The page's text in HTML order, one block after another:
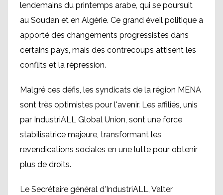
lendemains du printemps arabe, qui se poursuit
au Soudan et en Algérie. Ce grand éveil politique a
apporté des changements progressistes dans
certains pays, mais des contrecoups attisent les
conflits et la répression.
Malgré ces défis, les syndicats de la région MENA
sont très optimistes pour l'avenir. Les affiliés, unis
par IndustriALL Global Union, sont une force
stabilisatrice majeure, transformant les
revendications sociales en une lutte pour obtenir
plus de droits.
Le Secrétaire général d'IndustriALL, Valter